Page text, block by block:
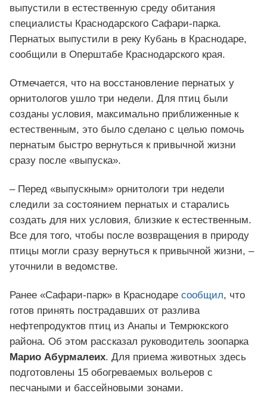
выпустили в естественную среду обитания
специалисты Краснодарского Сафари-парка.
Пернатых выпустили в реку Кубань в Краснодаре,
сообщили в Оперштабе Краснодарского края.
Отмечается, что на восстановление пернатых у
орнитологов ушло три недели. Для птиц были
созданы условия, максимально приближенные к
естественным, это было сделано с целью помочь
пернатым быстро вернуться к привычной жизни
сразу после «выпуска».
– Перед «выпускным» орнитологи три недели
следили за состоянием пернатых и старались
создать для них условия, близкие к естественным.
Все для того, чтобы после возвращения в природу
птицы могли сразу вернуться к привычной жизни, –
уточнили в ведомстве.
Ранее «Сафари-парк» в Краснодаре сообщил, что
готов принять пострадавших от разлива
нефтепродуктов птиц из Анапы и Темрюкского
района. Об этом рассказал руководитель зоопарка
Марио Абурмалеих. Для приема животных здесь
подготовлены 15 обогреваемых вольеров с
песчаными и бассейновыми зонами.